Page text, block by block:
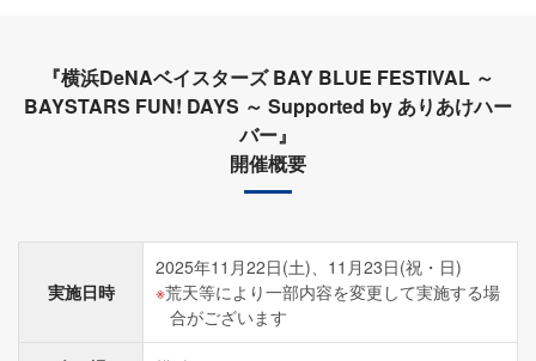
『横浜DeNAベイスターズ BAY BLUE FESTIVAL ～
BAYSTARS FUN! DAYS ～ Supported by ありあけハー
バー』
開催概要
実施日時
2025年11月22日(土)、11月23日(祝・日)
荒天等により一部内容を変更して実施する場
合がございます